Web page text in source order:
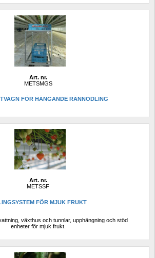
Art. nr.
METSMGS
FÖR HÄNGANDE RÄNNODLING
Art. nr.
METSSF
FÖR MJUK FRUKT
växthus och tunnlar, upphängning och stöd
enheter för mjuk frukt.